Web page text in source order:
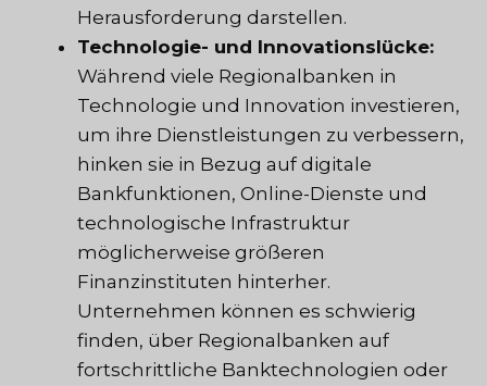
Herausforderung darstellen.
Technologie- und Innovationslücke:
Während viele Regionalbanken in
Technologie und Innovation investieren,
um ihre Dienstleistungen zu verbessern,
hinken sie in Bezug auf digitale
Bankfunktionen, Online-Dienste und
technologische Infrastruktur
möglicherweise größeren
Finanzinstituten hinterher.
Unternehmen können es schwierig
finden, über Regionalbanken auf
fortschrittliche Banktechnologien oder